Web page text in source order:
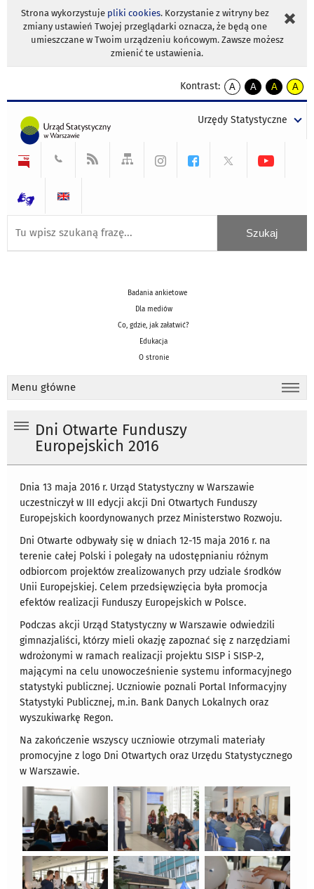
Strona wykorzystuje pliki cookies. Korzystanie z witryny bez
zmiany ustawień Twojej przeglądarki oznacza, że będą one
umieszczane w Twoim urządzeniu końcowym. Zawsze możesz
zmienić te ustawienia.
Kontrast:
A
kontrast
A
kontrast
tekst
czarnym
A
kontrast
tekst
czarnym
A
tekst
żółtym
Urzędy Statystyczne
Badania ankietowe
Dla mediów
Co, gdzie, jak załatwić?
Edukacja
O stronie
Menu główne
Dni Otwarte Funduszy
Europejskich 2016
Dnia 13 maja 2016 r. Urząd Statystyczny w Warszawie
uczestniczył w III edycji akcji Dni Otwartych Funduszy
Europejskich koordynowanych przez Ministerstwo Rozwoju.
Dni Otwarte odbywały się w dniach 12-15 maja 2016 r. na
terenie całej Polski i polegały na udostępnianiu różnym
odbiorcom projektów zrealizowanych przy udziale środków
Unii Europejskiej. Celem przedsięwzięcia była promocja
efektów realizacji Funduszy Europejskich w Polsce.
Podczas akcji Urząd Statystyczny w Warszawie odwiedzili
gimnazjaliści, którzy mieli okazję zapoznać się z narzędziami
wdrożonymi w ramach realizacji projektu SISP i SISP-2,
mającymi na celu unowocześnienie systemu informacyjnego
statystyki publicznej. Uczniowie poznali Portal Informacyjny
Statystyki Publicznej, m.in. Bank Danych Lokalnych oraz
wyszukiwarkę Regon.
Na zakończenie wszyscy uczniowie otrzymali materiały
promocyjne z logo Dni Otwartych oraz Urzędu Statystycznego
w Warszawie.